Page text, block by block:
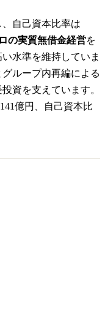
自己資本比率は
の実質無借金経営を
水準を維持していま
ループ内再編による
資を支えています。
億円、自己資本比